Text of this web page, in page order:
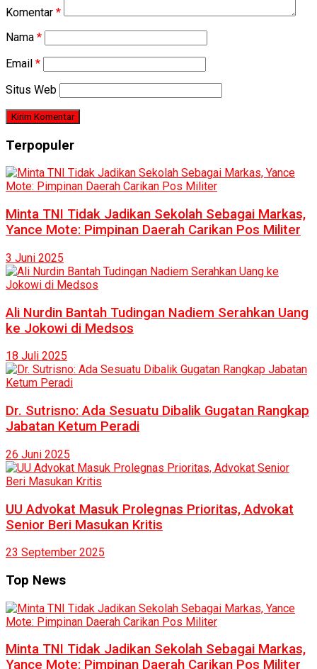
Komentar *
Nama *
Email *
Situs Web
Terpopuler
Minta TNI Tidak Jadikan Sekolah Sebagai Markas,
Yance Mote: Pimpinan Daerah Carikan Pos Militer
3 Juni 2025
Ali Nurdin Bantah Tudingan Nadiem Serahkan Uang
ke Jokowi di Medsos
18 Juli 2025
Dr. Sutrisno: Ada Sesuatu Dibalik Gugatan Rangkap
Jabatan Ketum Peradi
26 Juni 2025
UU Advokat Masuk Prolegnas Prioritas, Advokat
Senior Beri Masukan Kritis
23 September 2025
Top News
Minta TNI Tidak Jadikan Sekolah Sebagai Markas,
Yance Mote: Pimpinan Daerah Carikan Pos Militer